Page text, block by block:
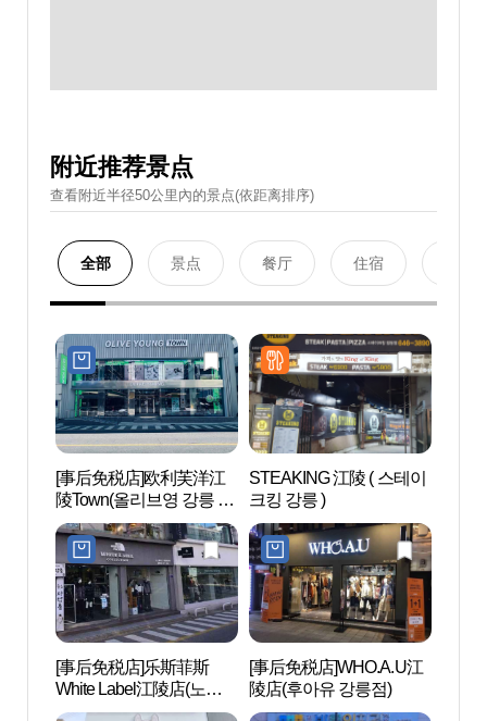
附近推荐景点
查看附近半径50公里內的景点(依距离排序)
全部 景点 餐厅 住宿
[事后免税店]欧利芙洋江
陵Town(올리브영 강릉 타
운)
STEAKING 江陵 ( 스테이
크킹 강릉 )
[事后免税店]乐斯菲斯
White Label江陵店(노스
페이스 화이트라벨 강릉
[事后免税店]WHO.A.U江
陵店(후아유 강릉점)